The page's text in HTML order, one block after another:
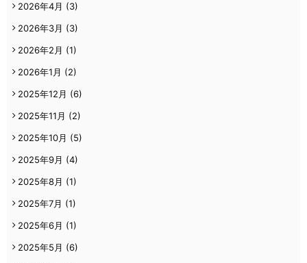
2026年4月 (3)
2026年3月 (3)
2026年2月 (1)
2026年1月 (2)
2025年12月 (6)
2025年11月 (2)
2025年10月 (5)
2025年9月 (4)
2025年8月 (1)
2025年7月 (1)
2025年6月 (1)
2025年5月 (6)